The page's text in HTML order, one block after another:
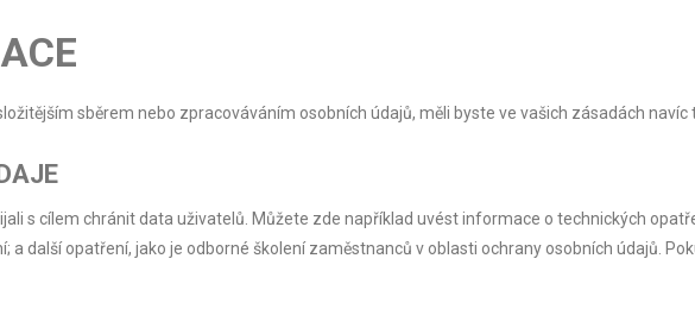
sběrem nebo zpracováváním osobních údajů, měli byste ve vašich zásadách
s cílem chránit data uživatelů. Můžete zde například uvést informace o technických
a další opatření, jako je odborné školení zaměstnanců v oblasti ochrany osobních údajů.